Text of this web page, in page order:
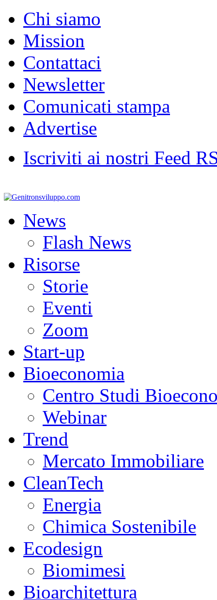
Chi siamo
Mission
Contattaci
Newsletter
Comunicati stampa
Advertise
Iscriviti ai nostri Feed
News
Flash News
Risorse
Storie
Eventi
Zoom
Start-up
Bioeconomia
Centro Studi
Webinar
Trend
Mercato Immobiliare
CleanTech
Energia
Chimica Sostenibile
Ecodesign
Biomimesi
Bioarchitettura